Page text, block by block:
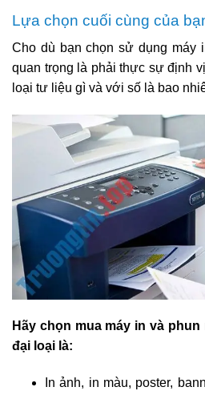
Lựa chọn cuối cùng của
Cho dù bạn chọn sử dụng máy
quan trọng là phải thực sự định
loại tư liệu gì và với số là bao
Hãy chọn mua máy in và
đại loại là:
In ảnh, in màu, poster,